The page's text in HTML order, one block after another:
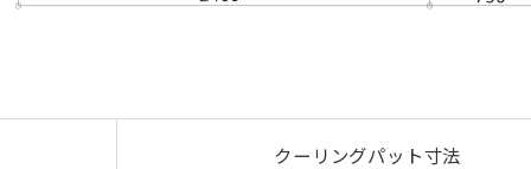
クーリングパット寸法